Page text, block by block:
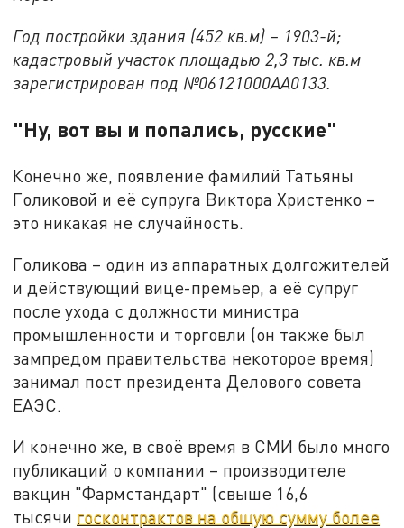
Год постройки здания (452 кв.м) – 1903-й;
кадастровый участок площадью 2,3 тыс. кв.м
зарегистрирован под №06121000AA0133.
"Ну, вот вы и попались, русские"
Конечно же, появление фамилий Татьяны
Голиковой и её супруга Виктора Христенко –
это никакая не случайность.
Голикова – один из аппаратных долгожителей
и действующий вице-премьер, а её супруг
после ухода с должности министра
промышленности и торговли (он также был
зампредом правительства некоторое время)
занимал пост президента Делового совета
ЕАЭС.
И конечно же, в своё время в СМИ было много
публикаций о компании – производителе
вакцин "Фармстандарт" (свыше 16,6
тысячи госконтрактов на общую сумму более